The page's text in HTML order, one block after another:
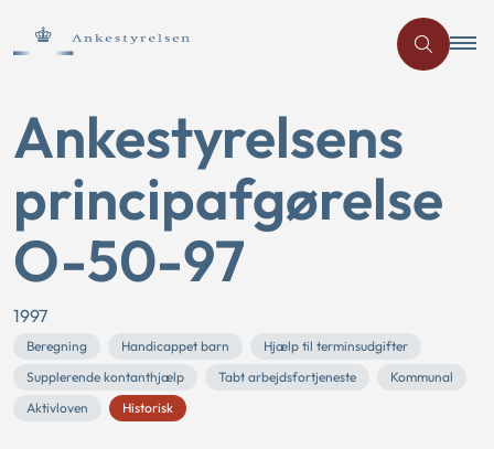
Ankestyrelsens
principafgørelse
O-50-97
1997
Beregning Handicappet barn
Hjælp til terminsudgifter
Supplerende kontanthjælp
Tabt arbejdsfortjeneste
Kommunal
Aktivloven
Historisk